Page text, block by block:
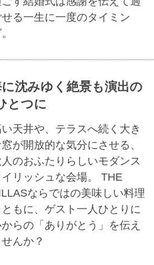
せる一生に一度のタイミン
沈みゆく絶景も演出の
とつに
い天井や、テラスへ続く大き
が開放的な気分にさせる、
人のおふたりらしいモダンス
イリッシュな会場。 THE
ならではの美味しい料理
ともに、ゲスト一人ひとりに
らの「ありがとう」を伝え
せんか？